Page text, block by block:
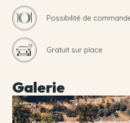
Possibilité de
Gratuit sur place
Galerie